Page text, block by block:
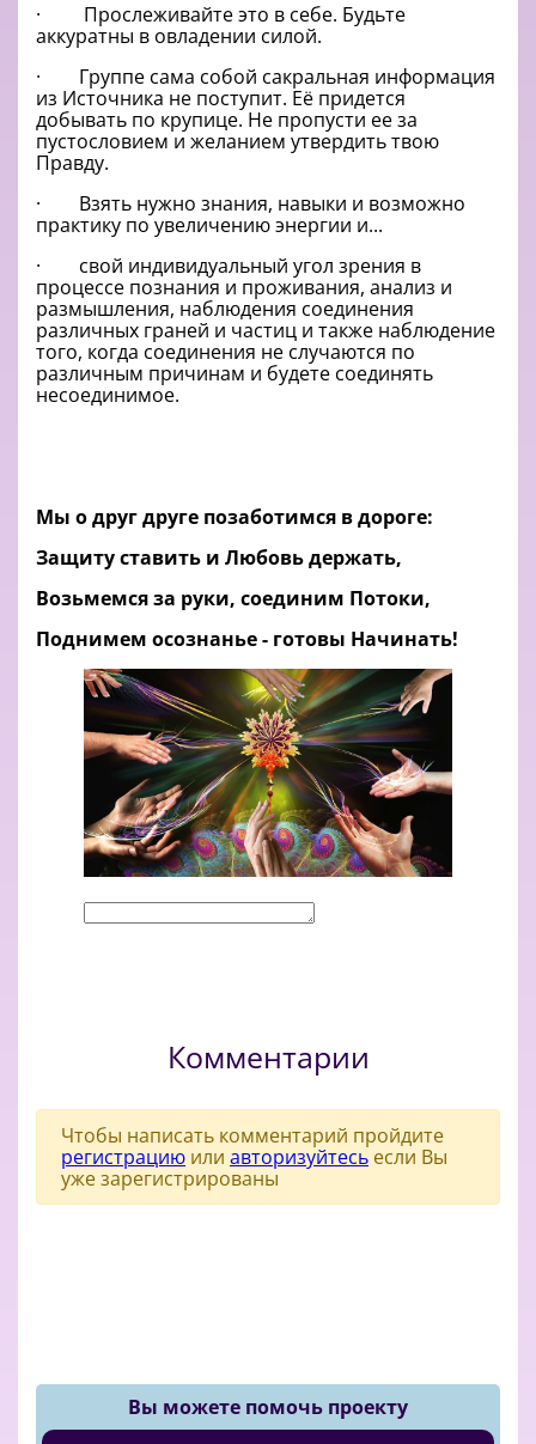
· Прослеживайте это в себе. Будьте
аккуратны в овладении силой.
· Группе сама собой сакральная информация
из Источника не поступит. Её придется
добывать по крупице. Не пропусти ее за
пустословием и желанием утвердить твою
Правду.
· Взять нужно знания, навыки и возможно
практику по увеличению энергии и...
· свой индивидуальный угол зрения в
процессе познания и проживания, анализ и
размышления, наблюдения соединения
различных граней и частиц и также наблюдение
того, когда соединения не случаются по
различным причинам и будете соединять
несоединимое.
Мы о друг друге позаботимся в дороге:
Защиту ставить и Любовь держать,
Возьмемся за руки, соединим Потоки,
Поднимем осознанье - готовы Начинать!
Комментарии
Чтобы написать комментарий пройдите
регистрацию или авторизуйтесь если Вы
уже зарегистрированы
Вы можете помочь проекту